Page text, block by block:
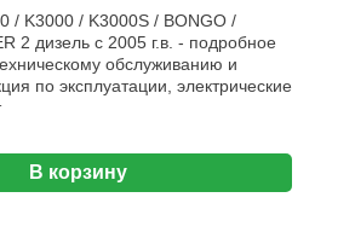
/ K3000 / K3000S / BONGO /
2 дизель с 2005 г.в. - подробное
обслуживанию и
по эксплуатации, электрические
В корзину